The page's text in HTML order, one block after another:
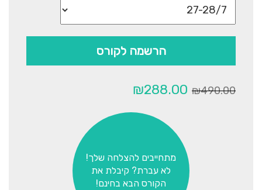
הרשמה לקורס
₪490.00
המחיר
המקורי
היה:
₪490.00.
₪288.00
הנוכחי
₪288.00.
מתחייבים להצלחה שלך!
לא עברת? קיבלת את
הקורס הבא בחינם!